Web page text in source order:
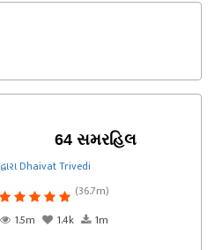
64 સમરહિલ
દ્વારા Dhaivat Trivedi
(36.7m)
1.5m
1.4k 1m